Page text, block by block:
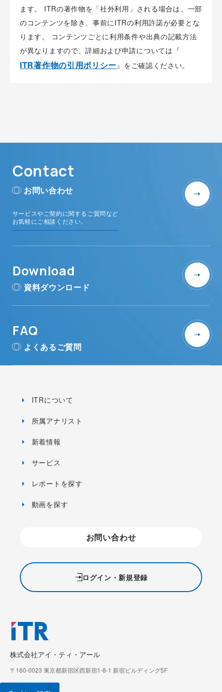
ます。 ITRの著作物を「社外利用」される場合は、一部
のコンテンツを除き、事前にITRの利用許諾が必要とな
ります。 コンテンツごとに利用条件や出典の記載方法
が異なりますので、詳細および申請については『
ITR著作物の引用ポリシー 』をご確認ください。
Contact
お問い合わせ
サービスやご契約に関するご質問など
お気軽にご相談ください。
Download
資料ダウンロード
FAQ
よくあるご質問
株式会社アイ・ティ・アール
〒160-0023 東京都新宿区西新宿1-8-1 新宿ビルディング5F
ITRについて
所属アナリスト
新着情報
サービス
レポートを探す
動画を探す
お問い合わせ
ログイン・新規登録